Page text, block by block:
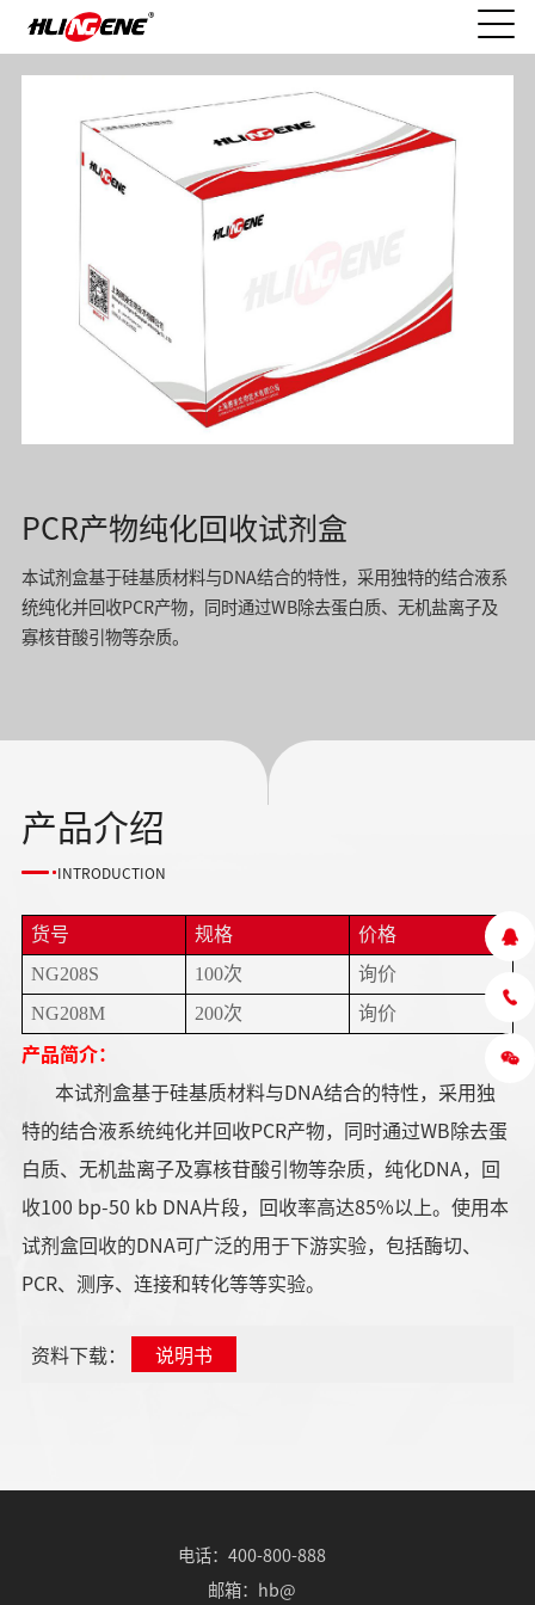
PCR产物纯化回收试剂盒
本试剂盒基于硅基质材料与DNA结合的特性，采用独特的结合液系
统纯化并回收PCR产物，同时通过WB除去蛋白质、无机盐离子及
寡核苷酸引物等杂质。
产品介绍
INTRODUCTION
货号 规格
价格
NG208S
100次
询价
NG208M
200次 询价
产品简介：
本试剂盒基于硅基质材料与DNA结合的特性，采用独
特的结合液系统纯化并回收PCR产物，同时通过WB除去蛋
白质、无机盐离子及寡核苷酸引物等杂质，纯化DNA，回
收100 bp-50 kb DNA片段，回收率高达85%以上。使用本
试剂盒回收的DNA可广泛的用于下游实验，包括酶切、
PCR、测序、连接和转化等等实验。
资料下载： 说明书
电话：400-800-888
邮箱：hb@